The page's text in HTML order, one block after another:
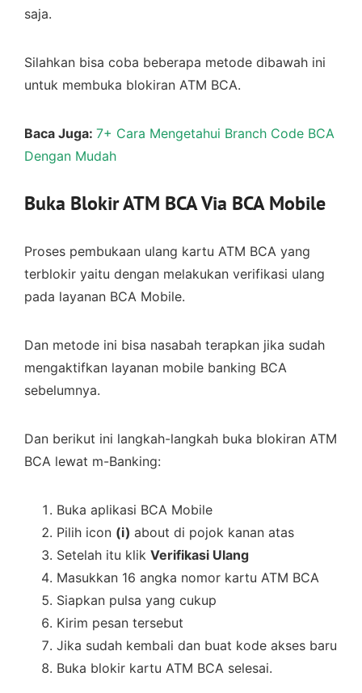
saja.
Silahkan bisa coba beberapa metode dibawah ini
untuk membuka blokiran ATM BCA.
Baca Juga: 7+ Cara Mengetahui Branch Code BCA
Dengan Mudah
Buka Blokir ATM BCA Via BCA Mobile
Proses pembukaan ulang kartu ATM BCA yang
terblokir yaitu dengan melakukan verifikasi ulang
pada layanan BCA Mobile.
Dan metode ini bisa nasabah terapkan jika sudah
mengaktifkan layanan mobile banking BCA
sebelumnya.
Dan berikut ini langkah-langkah buka blokiran ATM
BCA lewat m-Banking:
Buka aplikasi BCA Mobile
Pilih icon (i) about di pojok kanan atas
Setelah itu klik Verifikasi Ulang
Masukkan 16 angka nomor kartu ATM BCA
Siapkan pulsa yang cukup
Kirim pesan tersebut
Jika sudah kembali dan buat kode akses baru
Buka blokir kartu ATM BCA selesai.